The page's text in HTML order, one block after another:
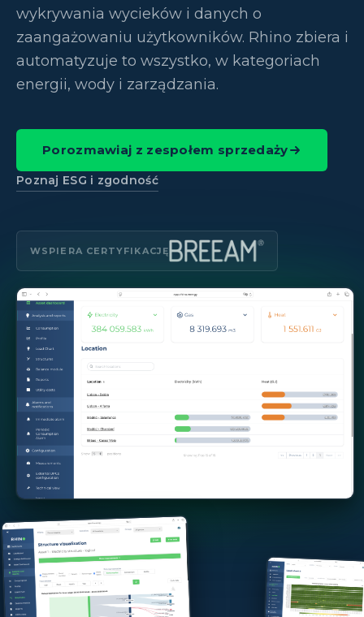
wykrywania wycieków i danych o
zaangażowaniu użytkowników. Rhino zbiera i
automatyzuje to wszystko, w kategoriach
energii, wody i zarządzania.
Porozmawiaj z zespołem sprzedaży
Poznaj ESG i zgodność
WSPIERA CERTYFIKACJĘ